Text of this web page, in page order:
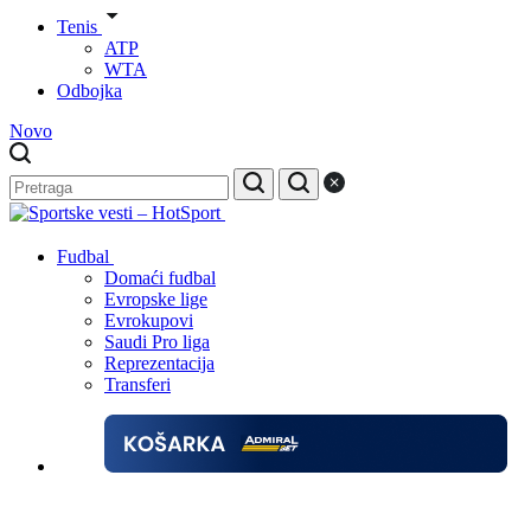
Tenis
ATP
WTA
Odbojka
Novo
Fudbal
Domaći fudbal
Evropske lige
Evrokupovi
Saudi Pro liga
Reprezentacija
Transferi